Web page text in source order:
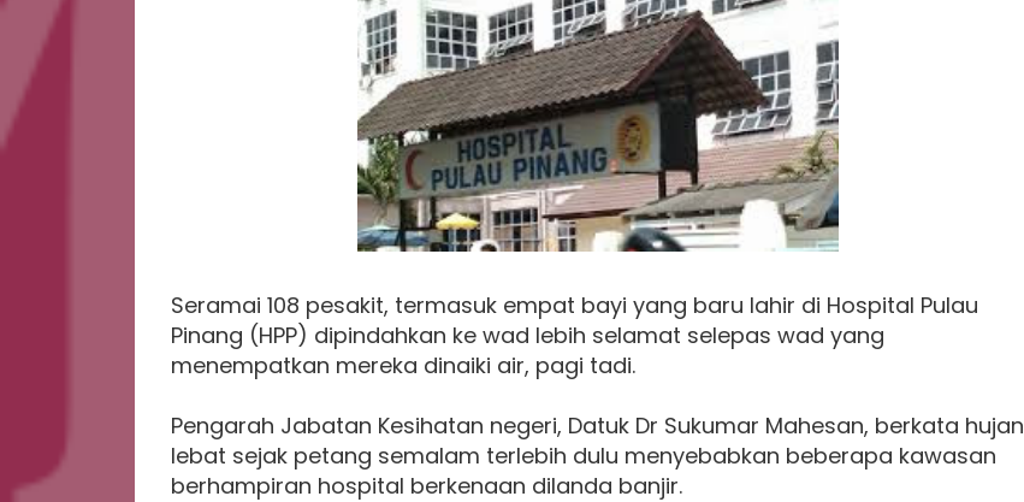
Seramai 108 pesakit, termasuk empat bayi yang baru lahir di Hospital Pulau
Pinang (HPP) dipindahkan ke wad lebih selamat selepas wad yang
menempatkan mereka dinaiki air, pagi tadi.
Pengarah Jabatan Kesihatan negeri, Datuk Dr Sukumar Mahesan, berkata hujan
lebat sejak petang semalam terlebih dulu menyebabkan beberapa kawasan
berhampiran hospital berkenaan dilanda banjir.